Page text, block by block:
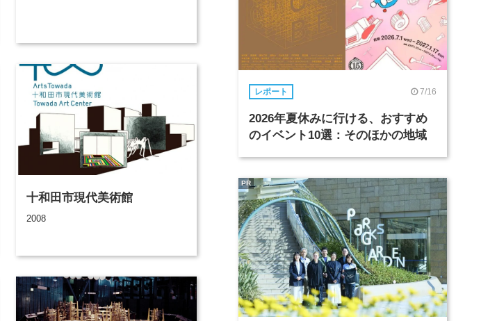
十和田市現代美術館
2008
レポート 7/16
2026年夏休みに行ける、おすすめ
のイベント10選：そのほかの地域
PR